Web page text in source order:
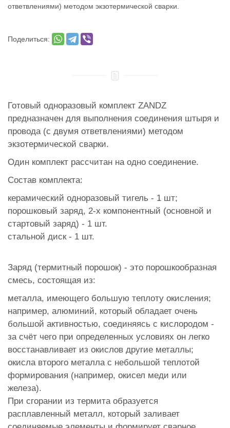
ответвлениями) методом экзотермической сварки.
Поделиться:
Готовый одноразовый комплект ZANDZ
предназначен для выполнения соединения штыря и
провода (с двумя ответвлениями) методом
экзотермической сварки.
Один комплект рассчитан на одно соединение.
Состав комплекта:
керамический одноразовый тигель - 1 шт;
порошковый заряд, 2-х компонентный (основной и
стартовый заряд) - 1 шт.
стальной диск - 1 шт.
Заряд (термитный порошок) - это порошкообразная
смесь, состоящая из:
металла, имеющего большую теплоту окисления;
например, алюминий, который обладает очень
большой активностью, соединяясь с кислородом -
за счёт чего при определенных условиях он легко
восстанавливает из окислов другие металлы;
окисла второго металла с небольшой теплотой
формирования (например, окисел меди или
железа).
При сгорании из термита образуется
расплавленный металл, который заливает